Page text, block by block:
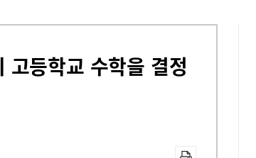
등학교 수학을 결정